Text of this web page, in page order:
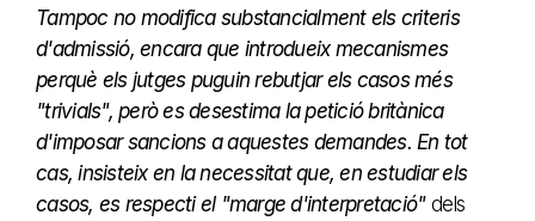
Tampoc no modifica substancialment els criteris
d'admissió, encara que introdueix mecanismes
perquè els jutges puguin rebutjar els casos més
"trivials", però es desestima la petició britànica
d'imposar sancions a aquestes demandes. En tot
cas, insisteix en la necessitat que, en estudiar els
casos, es respecti el "marge d'interpretació" dels